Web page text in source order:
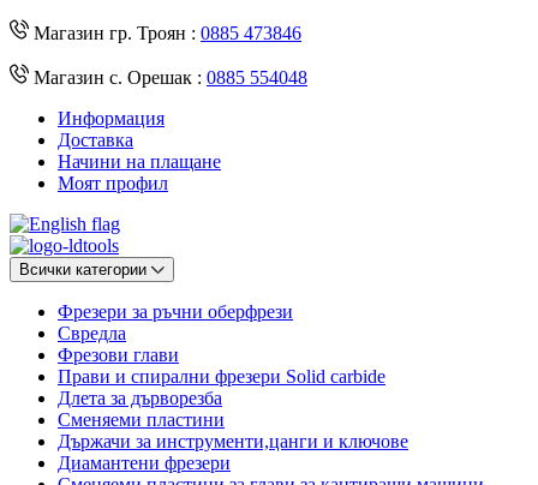
Магазин гр. Троян : 0885 473846
Магазин с. Орешак : 0885 554048
Информация
Доставка
Начини на плащане
Моят профил
Всички категории
Фрезери за ръчни оберфрези
Свредла
Фрезови глави
Прави и спирални фрезери Solid carbide
Длета за дърворезба
Сменяеми пластини
Държачи за инструменти,цанги и ключове
Диамантени фрезери